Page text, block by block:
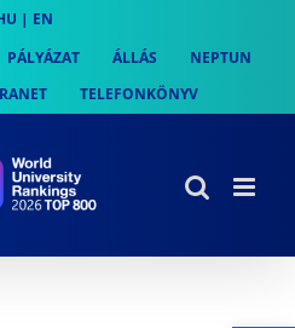
| EN
PÁLYÁZAT ÁLLÁS
NEPTUN
TELEFONKÖNYV